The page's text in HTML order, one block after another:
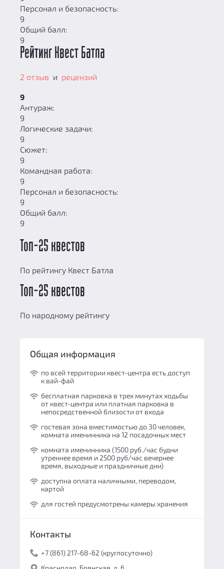
Персонал и безопасность:
9
Общий балл:
9
Рейтинг Квест Батла
2 отзыв и рецензий
9
Антураж:
9
Логические задачи:
9
Сюжет:
9
Командная работа:
9
Персонал и безопасность:
9
Общий балл:
9
Топ-25 квестов
По рейтингу Квест Батла
Топ-25 квестов
По народному рейтингу
Общая информация
по всей территории квест-центра есть доступ
к вай-фай
бесплатная парковка в трех минутах ходьбы
от квест-центра или платная парковка в
непосредственной близости от входа
гостевая зона вместимостью до 30 человек,
комната именинника на 12 посадочных мест
комната именинника (1500 руб./час будни
утреннее время и 2500 руб/час вечернее
время, выходные и праздничные дни)
доступна оплата наличными, переводом,
картой
для гостей предусмотрены камеры хранения
Контакты
+7 (861) 217-68-62 (круглосуточно)